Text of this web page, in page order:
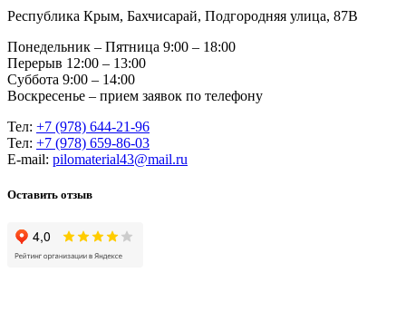
Республика Крым, Бахчисарай, Подгородняя улица, 87В
Понедельник – Пятница 9:00 – 18:00
Перерыв 12:00 – 13:00
Суббота 9:00 – 14:00
Воскресенье – прием заявок по телефону
Тел: +7 (978) 644-21-96
Тел: +7 (978) 659-86-03
Е-mail: pilomaterial43@mail.ru
Оставить отзыв